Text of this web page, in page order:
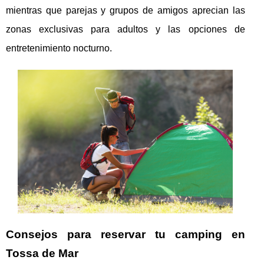
mientras que parejas y grupos de amigos aprecian las
zonas exclusivas para adultos y las opciones de
entretenimiento nocturno.
Consejos para reservar tu camping en
Tossa de Mar